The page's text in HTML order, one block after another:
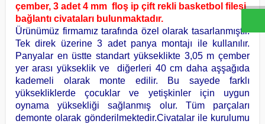
çember, 3 adet 4 mm floş ip çift rekli basketbol filesi
bağlantı civataları bulunmaktadır.
Ürünümüz firmamız tarafında özel olarak tasarlanmıştır.
Tek direk üzerine 3 adet panya montajı ile kullanılır.
Panyalar en üstte standart yükseklikte 3,05 m çember
yer arası yükseklik ve
diğerleri 40 cm daha aşşağıda
kademeli olarak monte edilir. Bu sayede farklı
yüksekliklerde çocuklar ve yetişkinler için uygun
oynama yüksekliği sağlanmış olur. Tüm parçaları
demonte olarak gönderilmektedir.Civatalar ile kurulumu